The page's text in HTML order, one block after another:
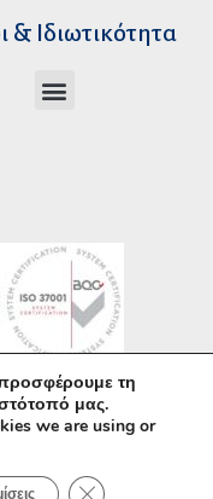
& Ιδιωτικότητα
Λογισμικού
CC–
τη
μας.
we are using or
ΚΛΕΊΣΙΜΟ ΤΟΥ